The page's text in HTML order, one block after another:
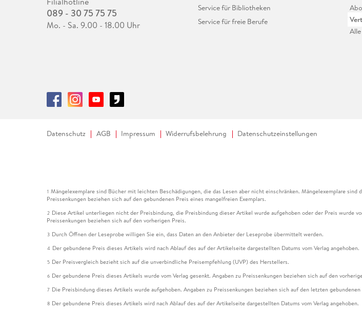
089 - 30 75 75 75
Mo. - Sa. 9.00 - 18.00 Uhr
Service für Bibliotheken
Service für freie Berufe
Datenschutz AGB Impressum Widerrufsbelehrung Datenschutzeinstellungen
1 Mängelexemplare sind Bücher mit leichten Beschädigungen, die das Lesen aber nicht einschränken. Mängelexemplare
Preissenkungen beziehen sich auf den gebundenen Preis eines mangelfreien Exemplars.
2 Diese Artikel unterliegen nicht der Preisbindung, die Preisbindung dieser Artikel wurde aufgehoben oder der Preis wurde
Preissenkungen beziehen sich auf den vorherigen Preis.
3 Durch Öffnen der Leseprobe willigen Sie ein, dass Daten an den Anbieter der Leseprobe übermittelt werden.
4 Der gebundene Preis dieses Artikels wird nach Ablauf des auf der Artikelseite dargestellten Datums vom Verlag angehoben.
5 Der Preisvergleich bezieht sich auf die unverbindliche Preisempfehlung (UVP) des Herstellers.
6 Der gebundene Preis dieses Artikels wurde vom Verlag gesenkt. Angaben zu Preissenkungen beziehen sich auf den
7 Die Preisbindung dieses Artikels wurde aufgehoben. Angaben zu Preissenkungen beziehen sich auf den letzten gebundenen
8 Der gebundene Preis dieses Artikels wird nach Ablauf des auf der Artikelseite dargestellten Datums vom Verlag angehoben.